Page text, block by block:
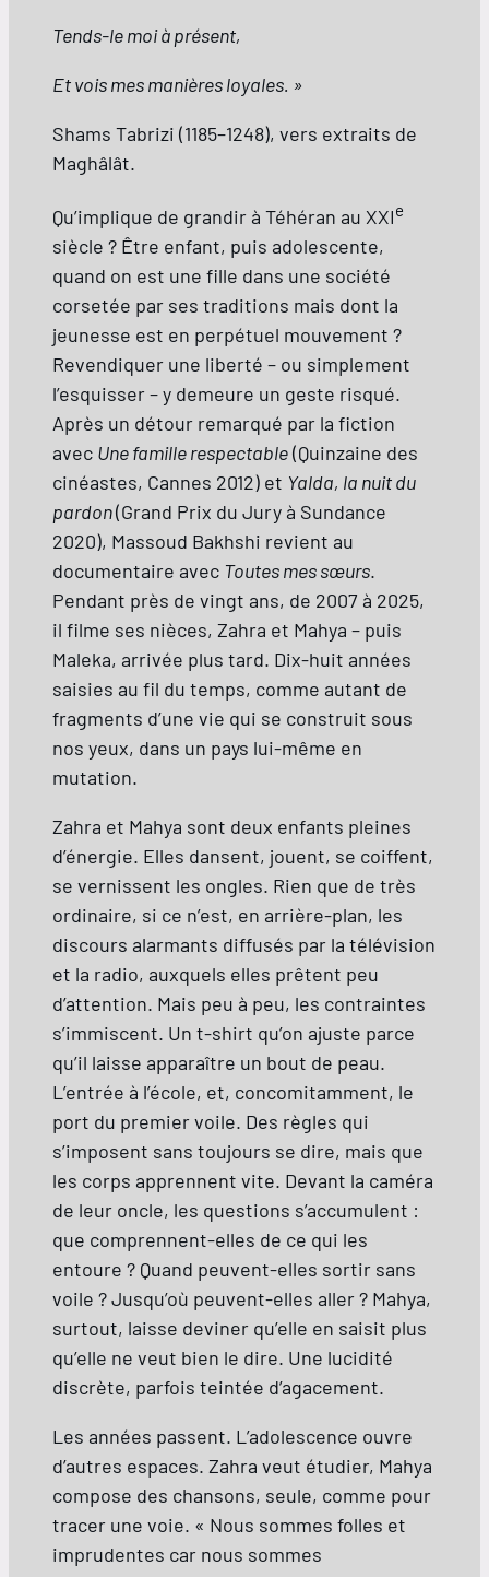
Tends-le moi à présent,
Et vois mes manières loyales. »
Shams Tabrizi (1185–1248), vers extraits de
Maghâlât.
Qu’implique de grandir à Téhéran au XXIe
siècle ? Être enfant, puis adolescente,
quand on est une fille dans une société
corsetée par ses traditions mais dont la
jeunesse est en perpétuel mouvement ?
Revendiquer une liberté – ou simplement
l’esquisser – y demeure un geste risqué.
Après un détour remarqué par la fiction
avec Une famille respectable(Quinzaine des
cinéastes, Cannes 2012) et Yalda, la nuit du
pardon(Grand Prix du Jury à Sundance
2020), Massoud Bakhshi revient au
documentaire avec Toutes mes sœurs.
Pendant près de vingt ans, de 2007 à 2025,
il filme ses nièces, Zahra et Mahya – puis
Maleka, arrivée plus tard. Dix-huit années
saisies au fil du temps, comme autant de
fragments d’une vie qui se construit sous
nos yeux, dans un pays lui-même en
mutation.
Zahra et Mahya sont deux enfants pleines
d’énergie. Elles dansent, jouent, se coiffent,
se vernissent les ongles. Rien que de très
ordinaire, si ce n’est, en arrière-plan, les
discours alarmants diffusés par la télévision
et la radio, auxquels elles prêtent peu
d’attention. Mais peu à peu, les contraintes
s’immiscent. Un t-shirt qu’on ajuste parce
qu’il laisse apparaître un bout de peau.
L’entrée à l’école, et, concomitamment, le
port du premier voile. Des règles qui
s’imposent sans toujours se dire, mais que
les corps apprennent vite. Devant la caméra
de leur oncle, les questions s’accumulent :
que comprennent-elles de ce qui les
entoure ? Quand peuvent-elles sortir sans
voile ? Jusqu’où peuvent-elles aller ? Mahya,
surtout, laisse deviner qu’elle en saisit plus
qu’elle ne veut bien le dire. Une lucidité
discrète, parfois teintée d’agacement.
Les années passent. L’adolescence ouvre
d’autres espaces. Zahra veut étudier, Mahya
compose des chansons, seule, comme pour
tracer une voie. « Nous sommes folles et
imprudentes car nous sommes